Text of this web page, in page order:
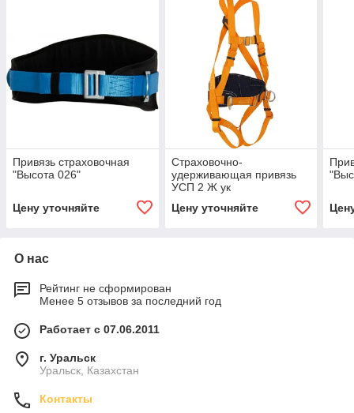
Привязь страховочная
"Высота 026"
Цену уточняйте
Страховочно-
удерживающая привязь
УСП 2 Ж ук
Цену уточняйте
О нас
Рейтинг не сформирован
Менее 5 отзывов за последний год
Работает с 07.06.2011
г. Уральск
Уральск, Казахстан
Контакты